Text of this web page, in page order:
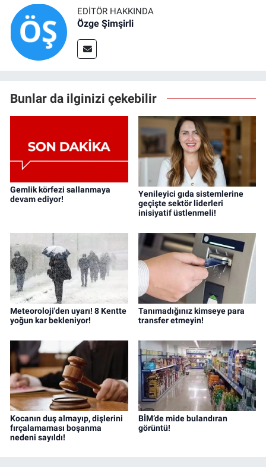
EDITÖR HAKKINDA
Özge Şimşirli
Bunlar da ilginizi çekebilir
Gemlik körfezi sallanmaya
devam ediyor!
Yenileyici gıda sistemlerine
geçişte sektör liderleri
inisiyatif üstlenmeli!
Meteoroloji'den uyarı! 8 Kentte
yoğun kar bekleniyor!
Tanımadığınız kimseye para
transfer etmeyin!
Kocanın duş almayıp, dişlerini
fırçalamaması boşanma
nedeni sayıldı!
BİM’de mide bulandıran
görüntü!